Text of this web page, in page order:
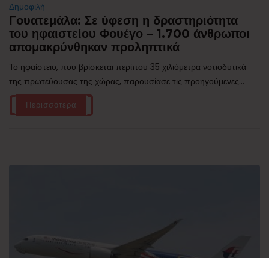
Δημοφιλή
Γουατεμάλα: Σε ύφεση η δραστηριότητα
του ηφαιστείου Φουέγο – 1.700 άνθρωποι
απομακρύνθηκαν προληπτικά
Το ηφαίστειο, που βρίσκεται περίπου 35 χιλιόμετρα νοτιοδυτικά
της πρωτεύουσας της χώρας, παρουσίασε τις προηγούμενες...
Περισσότερα